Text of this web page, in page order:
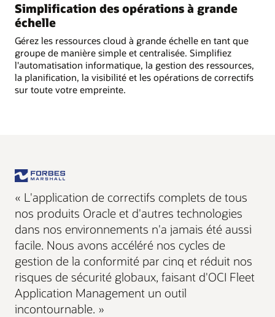
Simplification des opérations à grande
échelle
Gérez les ressources cloud à grande échelle en tant que
groupe de manière simple et centralisée. Simplifiez
l'automatisation informatique, la gestion des ressources,
la planification, la visibilité et les opérations de correctifs
sur toute votre empreinte.
« L'application de correctifs complets de tous
nos produits Oracle et d'autres technologies
dans nos environnements n'a jamais été aussi
facile. Nous avons accéléré nos cycles de
gestion de la conformité par cinq et réduit nos
risques de sécurité globaux, faisant d'OCI Fleet
Application Management un outil
incontournable. »